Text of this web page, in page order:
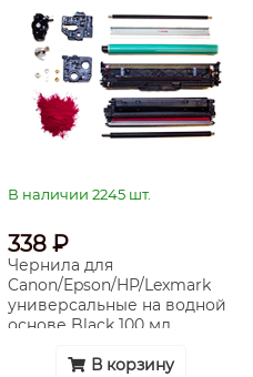
В наличии 2245 шт.
338 ₽
Чернила для
Canon/Epson/HP/Lexmark
универсальные на водной
основе Black 100 мл
В корзину